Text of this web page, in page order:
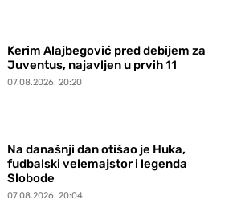
Kerim Alajbegović pred debijem za
Juventus, najavljen u prvih 11
07.08.2026. 20:20
Na današnji dan otišao je Huka,
fudbalski velemajstor i legenda
Slobode
07.08.2026. 20:04